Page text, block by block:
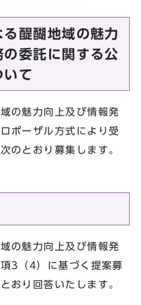
醍醐地域の魅力
委託に関する公
いて
の魅力向上及び情報発
ポーザル方式により受
のとおり募集します。
の魅力向上及び情報発
3（4）に基づく提案募
おり回答いたします。